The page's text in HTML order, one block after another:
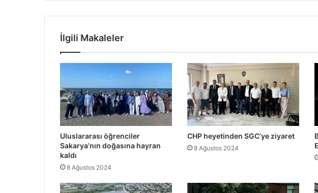
İlgili Makaleler
Uluslararası öğrenciler
Sakarya’nın doğasına hayran
kaldı
8 Ağustos 2024
CHP heyetinden SGC’ye ziyaret
8 Ağustos 2024